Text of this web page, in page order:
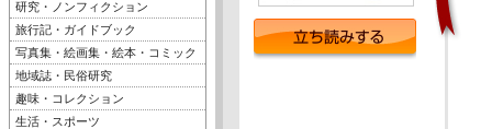
研究・ノンフィクション
旅行記・ガイドブック
写真集・絵画集・絵本・コミック
地域誌・民俗研究
趣味・コレクション
生活・スポーツ